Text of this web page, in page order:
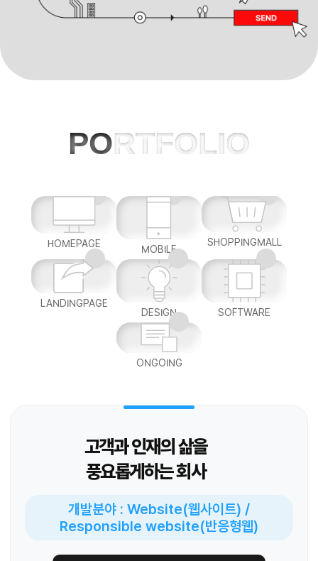
PORTFOLIO
HOMEPAGE MOBILE
SHOPPINGMALL
LANDINGPAGE
DESIGN
SOFTWARE
ONGOING
고객과 인재의 삶을
풍요롭게하는 회사
개발분야 : Website(웹사이트) /
Responsible website(반응형웹)